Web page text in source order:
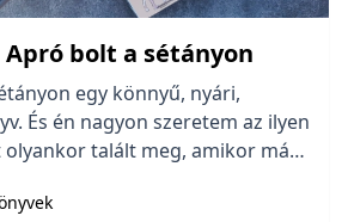
bolt a sétányon
egy könnyű, nyári,
És én nagyon szeretem az ilyen
olyankor talált meg, amikor már
nehéz és deprimált
magam.